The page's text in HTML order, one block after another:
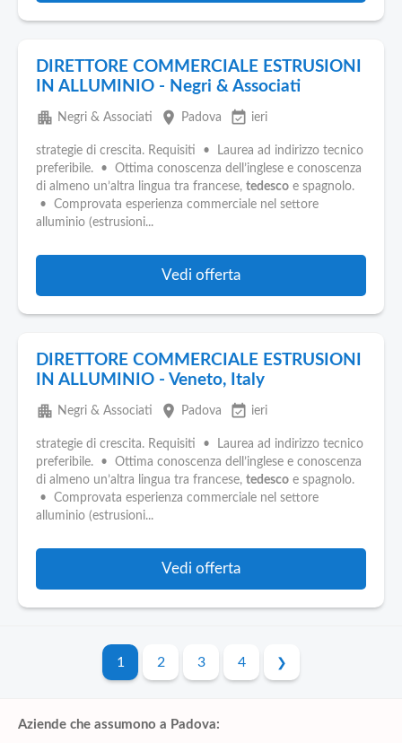
DIRETTORE COMMERCIALE ESTRUSIONI
IN ALLUMINIO - Negri & Associati
apartment Negri & Associati place Padova event_available ieri
strategie di crescita. Requisiti • Laurea ad indirizzo tecnico
preferibile. • Ottima conoscenza dell’inglese e conoscenza
di almeno un’altra lingua tra francese, tedesco e spagnolo.
• Comprovata esperienza commerciale nel settore
alluminio (estrusioni...
Vedi offerta
DIRETTORE COMMERCIALE ESTRUSIONI
IN ALLUMINIO - Veneto, Italy
apartment Negri & Associati place Padova event_available ieri
strategie di crescita. Requisiti • Laurea ad indirizzo tecnico
preferibile. • Ottima conoscenza dell’inglese e conoscenza
di almeno un’altra lingua tra francese, tedesco e spagnolo.
• Comprovata esperienza commerciale nel settore
alluminio (estrusioni...
Vedi offerta
1 2 3 4
Aziende che assumono a Padova: